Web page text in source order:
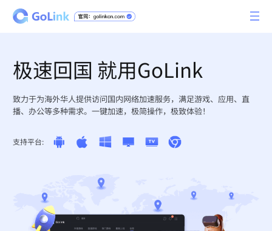
极速回国 就用GoLink
致力于为海外华人提供访问国内网络加速服务，满足游戏、应用、直
播、办公等多种需求。一键加速，极简操作，极致体验！
支持平台: